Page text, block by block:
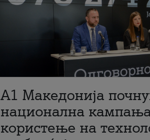
A1 Македонија
национална
користење на